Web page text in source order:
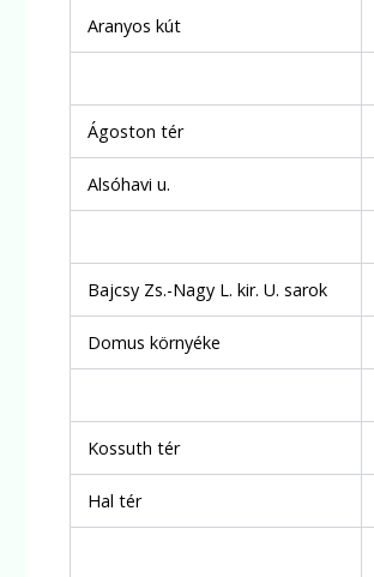
Aranyos kút
Ágoston tér
Alsóhavi u.
Bajcsy Zs.-Nagy L. kir. U. sarok
Domus környéke
Kossuth tér
Hal tér